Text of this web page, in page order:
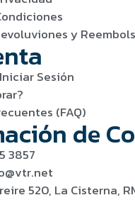
y
Sesión
(FAQ)
de
3857
520, La Cisterna,